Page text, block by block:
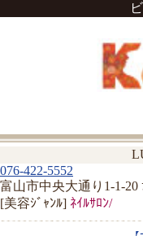
076-422-5552
富山市中央大通り1-1-20
[美容ｼﾞｬﾝﾙ] ﾈｲﾙｻﾛﾝ/